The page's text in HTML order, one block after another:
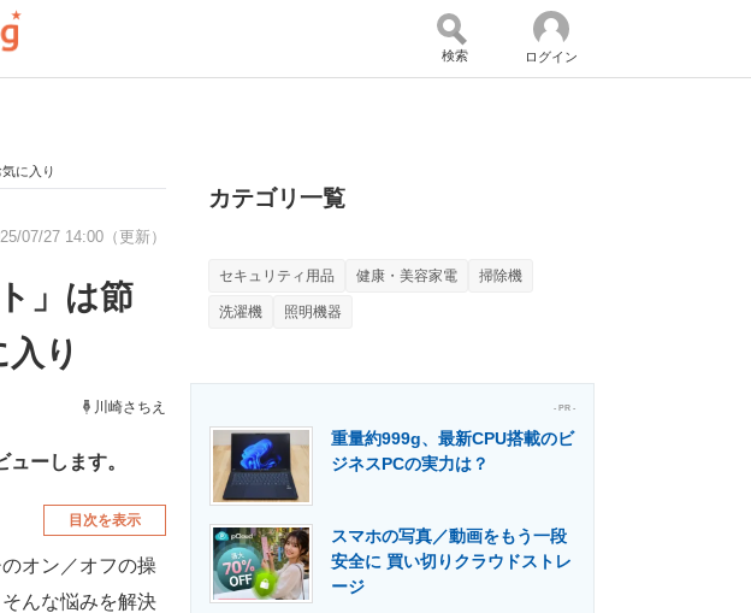
ド
経営リーダーのコミュニティ
製造業のIT導入・活用を支援
エネルギーの専門メディア
検索 ログイン
に入り
07/27 14:00（更新）
」は節
り
川崎さちえ
ーします。
目次を表示
オン／オフの操
んな悩みを解決
カテゴリ一覧
セキュリティ用品 健康・美容家電 掃除機
洗濯機 照明機器
- PR -
重量約999g、最新CPU搭載のビ
ジネスPCの実力は？
スマホの写真／動画をもう一段
安全に 買い切りクラウドストレ
ージ